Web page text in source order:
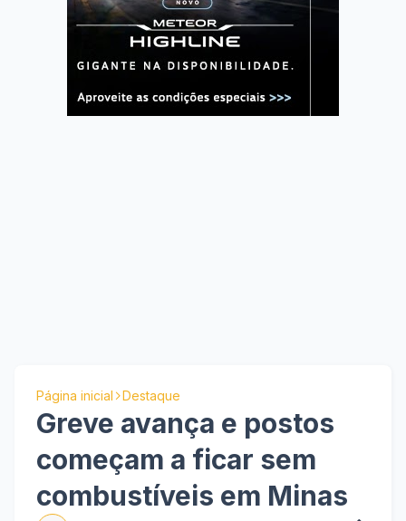
Página inicial Destaque
Greve avança e postos
começam a ficar sem
combustíveis em Minas